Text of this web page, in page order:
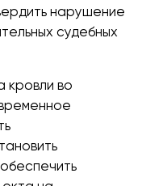
нарушение
судебных
кровли во